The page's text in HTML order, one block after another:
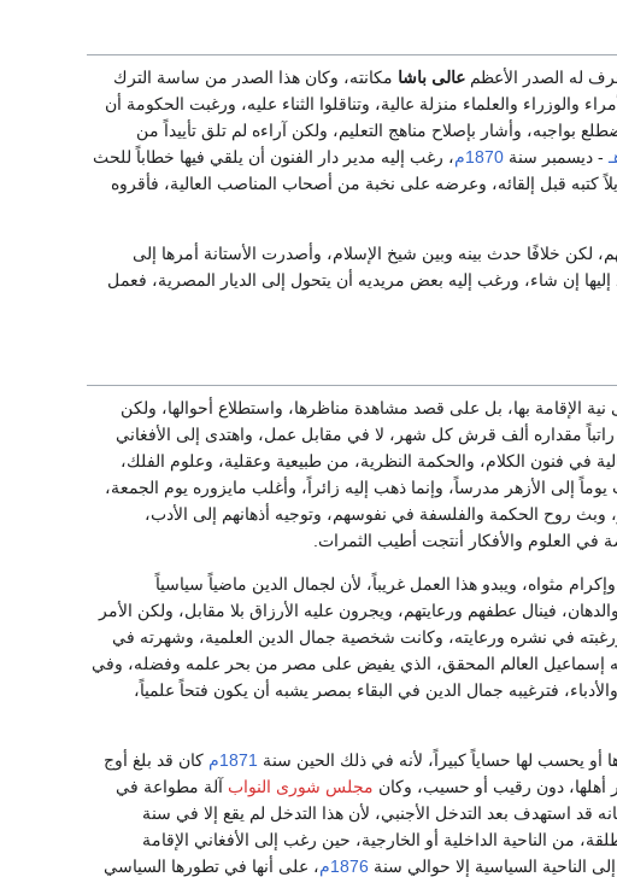
له الصدر الأعظم عالى باشا مكانته، وكان هذا الصدر من ساسة الترك
والوزراء والعلماء منزلة عالية، وتناقلوا الثناء عليه، ورغبت الحكومة أن
وأشار بإصلاح مناهج التعليم، ولكن آراءه لم تلق تأييداً من
- ديسمبر سنة 1870م
، رغب إليه مدير دار الفنون أن يلقي فيها خطاباً للحث
كتبه قبل إلقائه، وعرضه على نخبة من أصحاب المناصب العالية، فأقروه
لكن خلافًا حدث بينه وبين شيخ الإسلام، وأصدرت الأستانة أمرها إلى
إن شاء، ورغب إليه بعض مريديه أن يتحول إلى الديار المصرية، فعمل
نية الإقامة بها، بل على قصد مشاهدة مناظرها، واستطلاع أحوالها، ولكن
مقداره ألف قرش كل شهر، لا في مقابل عمل، واهتدى إلى الأفغاني
في فنون الكلام، والحكمة النظرية، من طبيعية وعقلية، وعلوم الفلك،
إلى الأزهر مدرساً، وإنما ذهب إليه زائراً، وأغلب مايزوره يوم الجمعة،
وبث روح الحكمة والفلسفة في نفوسهم، وتوجيه أذهانهم إلى الأدب،
في العلوم والأفكار أنتجت أطيب الثمرات.
مثواه، ويبدو هذا العمل غريباً، لأن لجمال الدين ماضياً سياسياً
فينال عطفهم ورعايتهم، ويجرون عليه الأرزاق بلا مقابل، ولكن الأمر
في نشره ورعايته، وكانت شخصية جمال الدين العلمية، وشهرته في
إسماعيل العالم المحقق، الذي يفيض على مصر من بحر علمه وفضله، وفي
فترغيبه جمال الدين في البقاء بمصر يشبه أن يكون فتحاً علمياً،
أو يحسب لها حساياً كبيراً، لأنه في ذلك الحين سنة 1871م
كان قد بلغ أوج
أهلها، دون رقيب أو حسيب، وكان مجلس شورى النواب آلة مطواعة في
قد استهدف بعد التدخل الأجنبي، لأن هذا التدخل لم يقع إلا في سنة
الناحية الداخلية أو الخارجية، حين رغب إلى الأفغاني الإقامة
الناحية السياسية إلا حوالي سنة 1876م
، على أنها في تطورها السياسي